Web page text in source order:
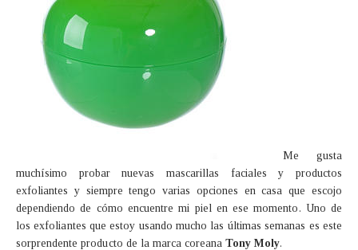
Me gusta
muchísimo probar nuevas mascarillas faciales y productos
exfoliantes y siempre tengo varias opciones en casa que escojo
dependiendo de cómo encuentre mi piel en ese momento. Uno de
los exfoliantes que estoy usando mucho las últimas semanas es este
sorprendente producto de la marca coreanaTony Moly.